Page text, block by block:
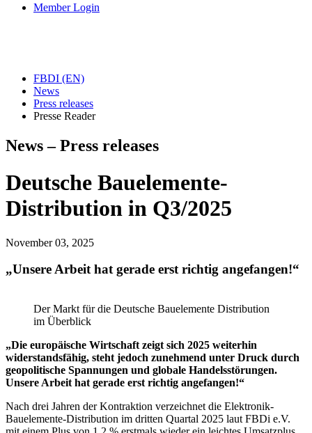
Member Login
FBDI (EN)
News
Press releases
Presse Reader
News – Press releases
Deutsche Bauelemente-
Distribution in Q3/2025
November 03, 2025
„Unsere Arbeit hat gerade erst richtig ange­fangen!“
Der Markt für die Deutsche Bauelemente Distribution
im Überblick
„Die europäische Wirtschaft zeigt sich 2025 weiterhin
widerstandsfähig, steht jedoch zunehmend unter Druck durch
geo­po­li­tische Spannungen und globale Han­dels­stö­rungen.
Unsere Arbeit hat gerade erst richtig an­ge­fangen!“
Nach drei Jahren der Kontraktion verzeichnet die Elektronik-
Bauelemente-Distribution im dritten Quartal 2025 laut FBDi e.V.